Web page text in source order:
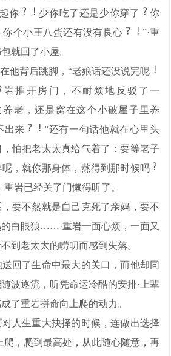
你
少你吃了还是少你穿了
你
你个小王八蛋还有没有良心
”·重
就回了小屋。
他背后跳脚，“老娘话还没说完呢
岩推开房门，不耐烦地反驳了一
老，还是窝在这个小破屋子里养
出来
”还有一句话他就在心里头
怕把老太太真给气着了：要等老子
，就你那身体，熬得到那时候吗
重岩已经关了门懒得听了。
要不然就是自己克死了亲妈，要不
白眼狼……·重岩一面心烦，一面又
到老太太的唠叨而感到失落。
回了生命中最大的关口，而他却同
波逐流，听凭命运冷酷的安排·上辈
了重岩拼命向上爬的动力。
人生重大抉择的时候，连做出选择
爬，爬到最高处，从此随心随意，再